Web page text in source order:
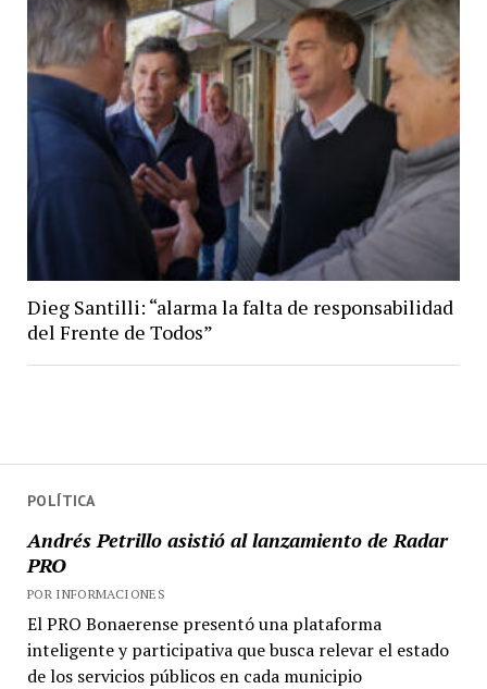
POLÍTICA
Andrés Petrillo asistió al lanzamiento de Radar
PRO
POR INFORMACIONES
El PRO Bonaerense presentó una plataforma
inteligente y participativa que busca relevar el estado
de los servicios públicos en cada municipio
Dieg Santilli: “alarma la falta de responsabilidad
del Frente de Todos”